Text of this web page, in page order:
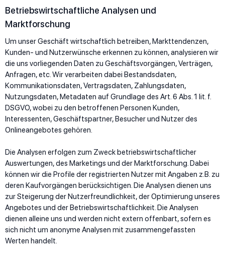
Betriebswirtschaftliche Analysen und
Marktforschung
Um unser Geschäft wirtschaftlich betreiben, Markttendenzen,
Kunden- und Nutzerwünsche erkennen zu können, analysieren wir
die uns vorliegenden Daten zu Geschäftsvorgängen, Verträgen,
Anfragen, etc. Wir verarbeiten dabei Bestandsdaten,
Kommunikationsdaten, Vertragsdaten, Zahlungsdaten,
Nutzungsdaten, Metadaten auf Grundlage des Art. 6 Abs. 1 lit. f.
DSGVO, wobei zu den betroffenen Personen Kunden,
Interessenten, Geschäftspartner, Besucher und Nutzer des
Onlineangebotes gehören.
Die Analysen erfolgen zum Zweck betriebswirtschaftlicher
Auswertungen, des Marketings und der Marktforschung. Dabei
können wir die Profile der registrierten Nutzer mit Angaben z.B. zu
deren Kaufvorgängen berücksichtigen. Die Analysen dienen uns
zur Steigerung der Nutzerfreundlichkeit, der Optimierung unseres
Angebotes und der Betriebswirtschaftlichkeit. Die Analysen
dienen alleine uns und werden nicht extern offenbart, sofern es
sich nicht um anonyme Analysen mit zusammengefassten
Werten handelt.